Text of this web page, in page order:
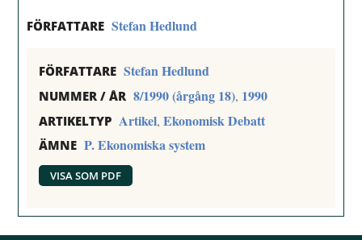
FÖRFATTARE Stefan Hedlund
FÖRFATTARE Stefan Hedlund
NUMMER / ÅR 8/1990 (årgång 18), 1990
ARTIKELTYP Artikel,Ekonomisk Debatt
ÄMNE P. Ekonomiska system
VISA SOM PDF